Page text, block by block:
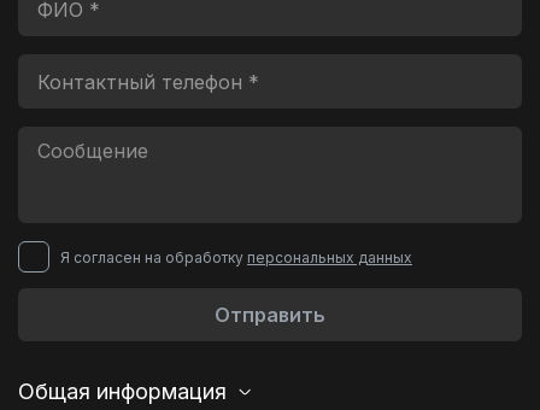
Я согласен на обработку персональных данных
Отправить
Общая информация